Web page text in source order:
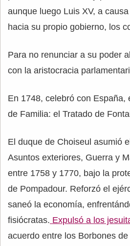
aunque luego Luis XV, a
hacia su propio gobierno, los
Para no renunciar a su poder
con la aristocracia
En 1748, celebró con España,
de Familia: el Tratado de
El duque de Choiseul asumió
Asuntos exteriores, Guerra y
entre 1758 y 1770, bajo la
de Pompadour. Reforzó el
saneó la economía,
fisiócratas. Expulsó a los
acuerdo entre los Borbones